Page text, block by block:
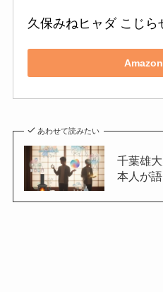
久保みねヒャダ こじら
あわせて読みたい
千葉雄
本人が